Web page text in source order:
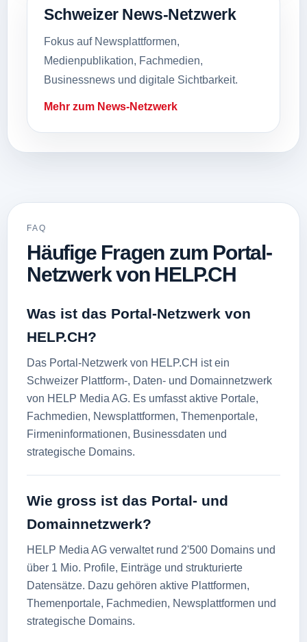
Schweizer News-Netzwerk
Fokus auf Newsplattformen,
Medienpublikation, Fachmedien,
Businessnews und digitale Sichtbarkeit.
Mehr zum News-Netzwerk
FAQ
Häufige Fragen zum Portal-
Netzwerk von HELP.CH
Was ist das Portal-Netzwerk von
HELP.CH?
Das Portal-Netzwerk von HELP.CH ist ein
Schweizer Plattform-, Daten- und Domainnetzwerk
von HELP Media AG. Es umfasst aktive Portale,
Fachmedien, Newsplattformen, Themenportale,
Firmeninformationen, Businessdaten und
strategische Domains.
Wie gross ist das Portal- und
Domainnetzwerk?
HELP Media AG verwaltet rund 2'500 Domains und
über 1 Mio. Profile, Einträge und strukturierte
Datensätze. Dazu gehören aktive Plattformen,
Themenportale, Fachmedien, Newsplattformen und
strategische Domains.